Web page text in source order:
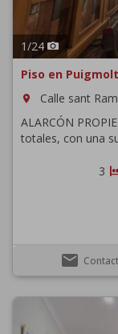
1/24
Piso en
room
Calle sant
ALARCÓN
totales, con una
3
email